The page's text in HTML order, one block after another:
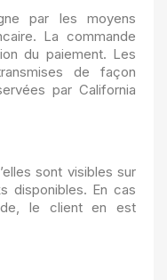
par les moyens
La commande
du paiement. Les
de façon
par California
sont visibles sur
disponibles. En cas
le client en est